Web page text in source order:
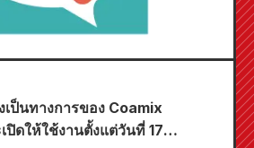
เป็นทางการของ Coamix
ปิดให้ใช้งานตั้งแต่วันที่ 17